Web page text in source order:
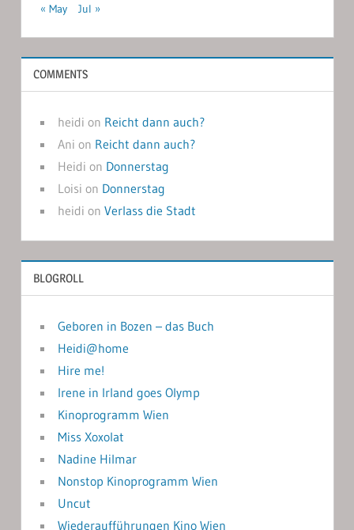
« May
Jul »
COMMENTS
heidi on Reicht dann auch?
Ani on Reicht dann auch?
Heidi on Donnerstag
Loisi on Donnerstag
heidi on Verlass die Stadt
BLOGROLL
Geboren in Bozen – das Buch
Heidi@home
Hire me!
Irene in Irland goes Olymp
Kinoprogramm Wien
Miss Xoxolat
Nadine Hilmar
Nonstop Kinoprogramm Wien
Uncut
Wiederaufführungen Kino Wien